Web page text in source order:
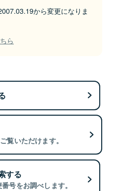
から変更になりま
ら
覧いただけます。
する
号をお調べします。